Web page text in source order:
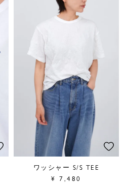
ワッシャー S/S TEE
¥ 7,480